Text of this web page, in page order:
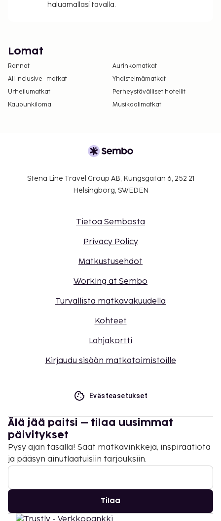
haluamallasi tavalla.
Lomat
Rannat
Aurinkomatkat
All Inclusive -matkat
Yhdistelmämatkat
Urheilumatkat
Perheystävälliset hotellit
Kaupunkiloma
Musikaalimatkat
Stena Line Travel Group AB, Kungsgatan 6, 252 21
Helsingborg, SWEDEN
Tietoa Sembosta
Privacy Policy
Matkustusehdot
Working at Sembo
Turvallista matkavakuudella
Kohteet
Lahjakortti
Kirjaudu sisään matkatoimistoille
Evästeasetukset
Älä jää paitsi – tilaa uusimmat
päivitykset
Pysy ajan tasalla! Saat matkavinkkejä, inspiraatiota
ja pääsyn ainutlaatuisiin tarjouksiin.
Tilaa